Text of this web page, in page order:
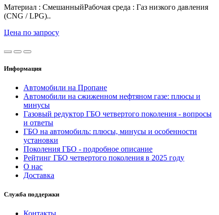
Материал : СмешанныйРабочая среда : Газ низкого давления
(CNG / LPG)..
Цена по запросу
Информация
Автомобили на Пропане
Автомобили на сжиженном нефтяном газе: плюсы и
минусы
Газовый редуктор ГБО четвертого поколения - вопросы
и ответы
ГБО на автомобиль: плюсы, минусы и особенности
установки
Поколения ГБО - подробное описание
Рейтинг ГБО четвертого поколения в 2025 году
О нас
Доставка
Служба поддержки